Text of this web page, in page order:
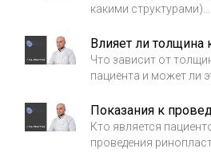
какими структурами)
проведения операции.
Что зависит от
пациента и может ли
Кто является
проведения